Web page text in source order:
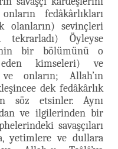
fedâkârlıkları
olanların) sevinçleri
Öyleyse
bir bölümünü o
eden kimseleri) ve
ve onların; Allah’ın
dek fedâkârlık
söz etsinler. Aynı
ve ilgilerinden bir
savaşçıları
yetimlere ve dullara